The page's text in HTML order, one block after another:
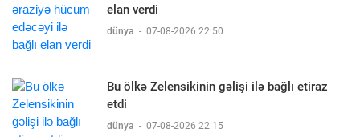
elan verdi
dünya - 07-08-2026 22:50
Bu ölkə Zelensikinin gəlişi ilə bağlı etiraz
etdi
dünya - 07-08-2026 22:15